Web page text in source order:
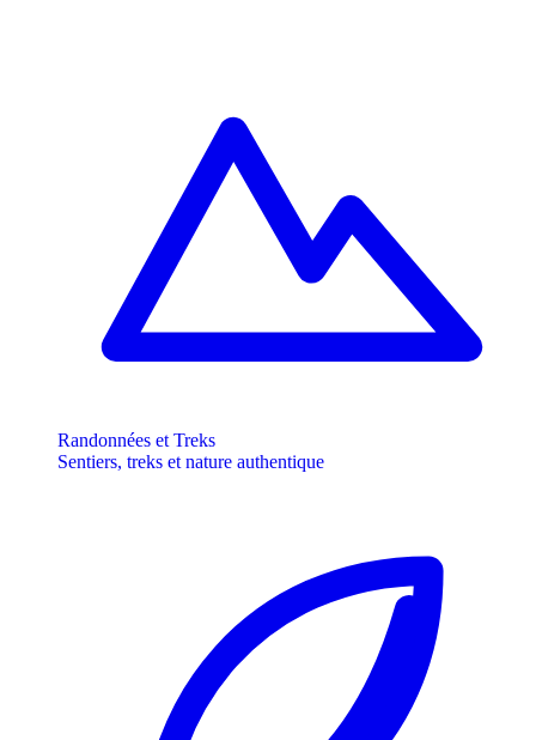
Randonnées et Treks
Sentiers, treks et nature authentique